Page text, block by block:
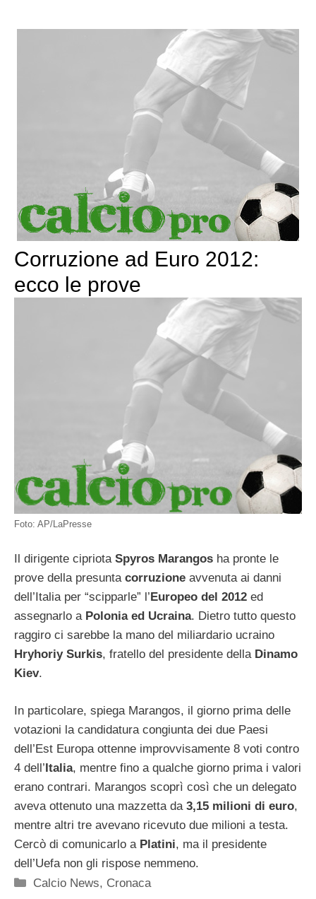
Corruzione ad Euro 2012:
ecco le prove
Foto: AP/LaPresse
Il dirigente cipriota Spyros Marangos ha pronte le
prove della presunta corruzione avvenuta ai danni
dell’Italia per “scipparle” l’Europeo del 2012 ed
assegnarlo a Polonia ed Ucraina. Dietro tutto questo
raggiro ci sarebbe la mano del miliardario ucraino
Hryhoriy Surkis, fratello del presidente della Dinamo
Kiev.
In particolare, spiega Marangos, il giorno prima delle
votazioni la candidatura congiunta dei due Paesi
dell’Est Europa ottenne improvvisamente 8 voti contro
4 dell’Italia, mentre fino a qualche giorno prima i valori
erano contrari. Marangos scoprì così che un delegato
aveva ottenuto una mazzetta da 3,15 milioni di euro,
mentre altri tre avevano ricevuto due milioni a testa.
Cercò di comunicarlo a Platini, ma il presidente
dell’Uefa non gli rispose nemmeno.
Categorie
Calcio News, Cronaca